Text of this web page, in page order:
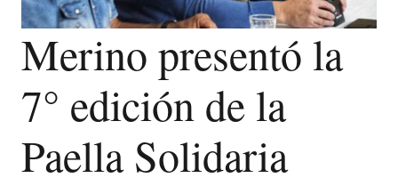
Merino presentó la
7° edición de la
Paella Solidaria